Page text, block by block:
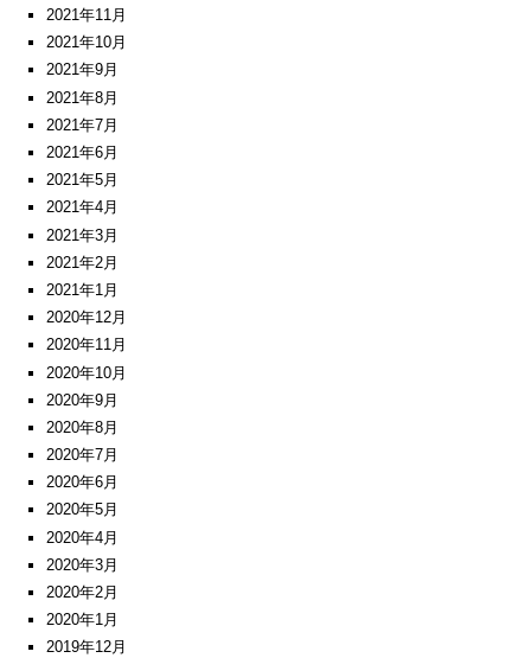
2021年11月
2021年10月
2021年9月
2021年8月
2021年7月
2021年6月
2021年5月
2021年4月
2021年3月
2021年2月
2021年1月
2020年12月
2020年11月
2020年10月
2020年9月
2020年8月
2020年7月
2020年6月
2020年5月
2020年4月
2020年3月
2020年2月
2020年1月
2019年12月